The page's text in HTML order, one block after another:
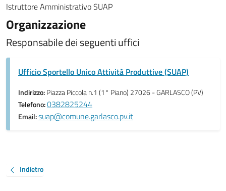
Istruttore Amministrativo SUAP
Organizzazione
Responsabile dei seguenti uffici
Ufficio Sportello Unico Attività Produttive (SUAP)
Indirizzo:Piazza Piccola n.1 (1° Piano) 27026 - GARLASCO (PV)
Telefono:0382825244
Email:suap@comune.garlasco.pv.it
Indietro